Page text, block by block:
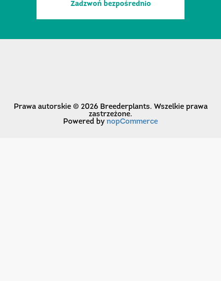
Zadzwoń bezpośrednio
Prawa autorskie © 2026 Breederplants. Wszelkie prawa
zastrzeżone.
Powered by nopCommerce